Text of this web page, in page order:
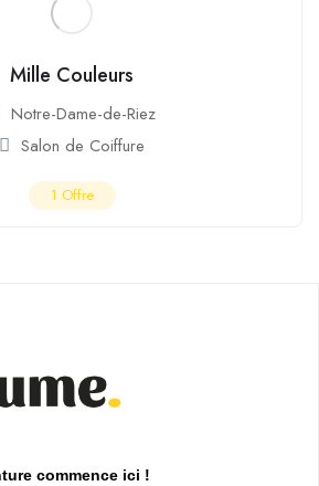
Mille Couleurs
Notre-Dame-de-Riez
Salon de Coiffure
1 Offre
commence ici !